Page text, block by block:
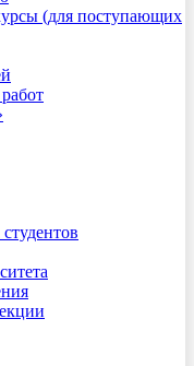
(для поступающих